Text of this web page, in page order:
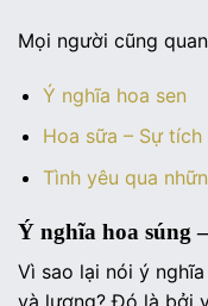
Mọi người cũng
Ý nghĩa hoa sen
Hoa sữa – Sự
Tình yêu qua
Ý nghĩa hoa súng
Vì sao lại nói ý